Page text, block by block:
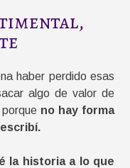
haber perdido esas
algo de valor de
no hay forma
la historia a lo que